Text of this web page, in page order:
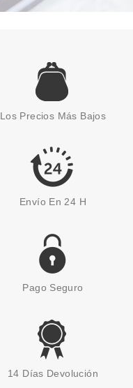
Los Precios Más Bajos
Envío En 24 H
Pago Seguro
14 Días Devolución